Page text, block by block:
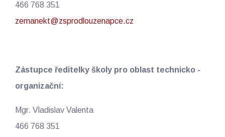
466 768 351
zemanekt@zsprodlouzenapce.cz
Zástupce ředitelky školy pro oblast technicko -
organizační:
Mgr. Vladislav Valenta
466 768 351